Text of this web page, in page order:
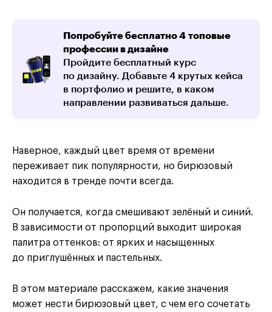
Попробуйте бесплатно 4 топовые
профессии в дизайне
Пройдите бесплатный курс
по дизайну. Добавьте 4 крутых кейса
в портфолио и решите, в каком
направлении развиваться дальше.
Наверное, каждый цвет время от времени
переживает пик популярности, но бирюзовый
находится в тренде почти всегда.
Он получается, когда смешивают зелёный и синий.
В зависимости от пропорций выходит широкая
палитра оттенков: от ярких и насыщенных
до приглушённых и пастельных.
В этом материале расскажем, какие значения
может нести бирюзовый цвет, с чем его сочетать